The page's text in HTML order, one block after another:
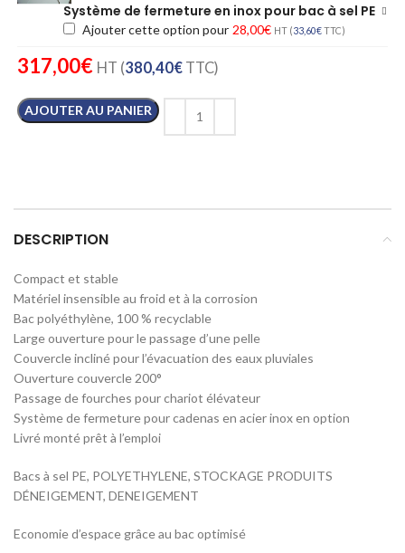
Système de fermeture en inox pour bac à sel PE
Ajouter cette option pour 28,00€ HT (33,60€TTC)
317,00€ HT (380,40€ TTC)
AJOUTER AU PANIER
DESCRIPTION
Compact et stable
Matériel insensible au froid et à la corrosion
Bac polyéthylène, 100 % recyclable
Large ouverture pour le passage d’une pelle
Couvercle incliné pour l’évacuation des eaux pluviales
Ouverture couvercle 200°
Passage de fourches pour chariot élévateur
Système de fermeture pour cadenas en acier inox en option
Livré monté prêt à l’emploi
Bacs à sel PE, POLYETHYLENE, STOCKAGE PRODUITS
DÉNEIGEMENT, DENEIGEMENT
Economie d’espace grâce au bac optimisé